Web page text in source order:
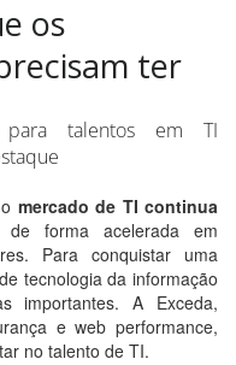
os
ter
talentos em TI
mercado de TI continua
de forma acelerada em
Para conquistar uma
tecnologia da informação
importantes. A Exceda,
e web performance,
no talento de TI.